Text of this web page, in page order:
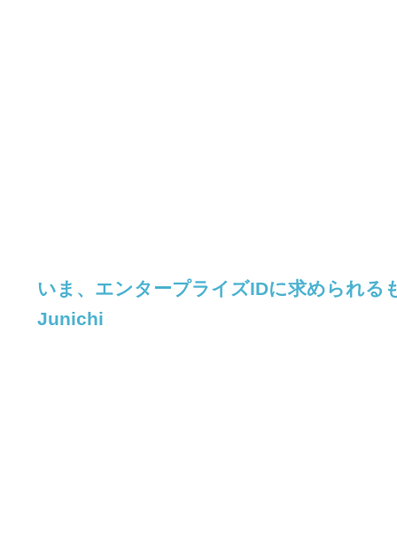
いま、エンタープライズIDに求められる
Junichi